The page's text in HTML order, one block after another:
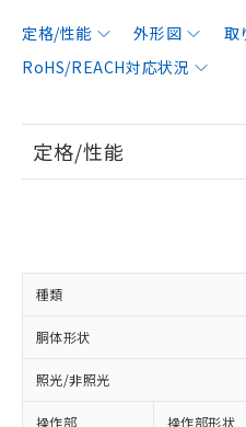
定格/性能 外形図 取
RoHS/REACH対応状況
定格/性能
種類
胴体形状
照光/非照光
操作部 操作部形状